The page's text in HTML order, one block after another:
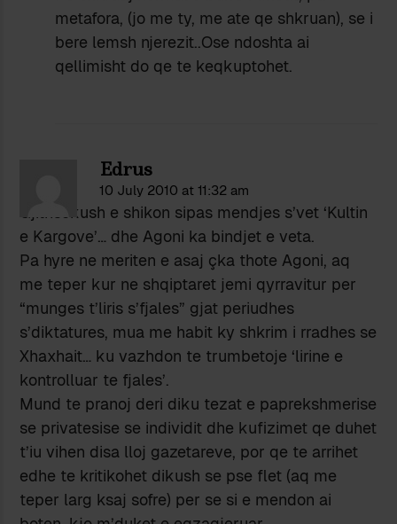
metafora, (jo me ty, me ate qe shkruan), se i
bere lemsh njerezit..Ose ndoshta ai
qellimisht do qe te keqkuptohet.
Edrus
10 July 2010 at 11:32 am
Gjithsekush e shikon sipas mendjes s’vet ‘Kultin
e Kargove’… dhe Agoni ka bindjet e veta.
Pa hyre ne meriten e asaj çka thote Agoni, aq
me teper kur ne shqiptaret jemi qyrravitur per
“munges t’liris s’fjales” gjat periudhes
s’diktatures, mua me habit ky shkrim i rradhes se
Xhaxhait… ku vazhdon te trumbetoje ‘lirine e
kontrolluar te fjales’.
Mund te pranoj deri diku tezat e paprekshmerise
se privatesise se individit dhe kufizimet qe duhet
t’iu vihen disa lloj gazetareve, por qe te arrihet
edhe te kritikohet dikush se pse flet (aq me
teper larg ksaj sofre) per se si e mendon ai